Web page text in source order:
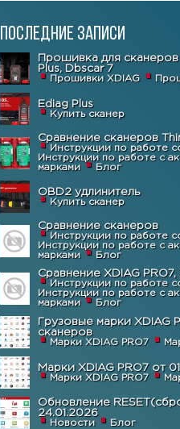
Последние записи
Прошивка для сканеров
Plus, Dbscar 7
Прошивки XDIAG
Ediag Plus
Купить сканер
Сравнение сканеров
Инструкции по работе
Инструкции по работе с
марками
Блог
OBD2 удлинитель
Купить сканер
Сравнение сканеров
Инструкции по работе
Инструкции по работе с
марками
Блог
Сравнение XDIAG PRO7,
Инструкции по работе
Инструкции по работе с
марками
Блог
Грузовые марки XDIAG
сканеров
Марки XDIAG PRO7
Марки XDIAG PRO7 от
Марки XDIAG PRO7
Обновление
24.01.2026
Новости Блог